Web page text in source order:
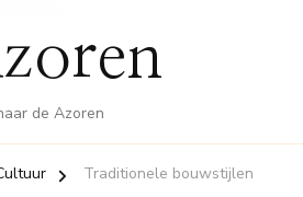
de Azoren
Traditionele bouwstijlen